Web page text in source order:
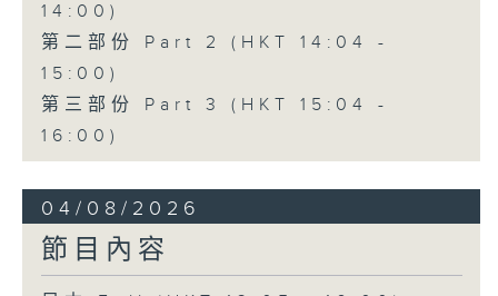
14:00)
第二部份 Part 2 (HKT 14:04 -
15:00)
第三部份 Part 3 (HKT 15:04 -
16:00)
04/08/2026
節目內容